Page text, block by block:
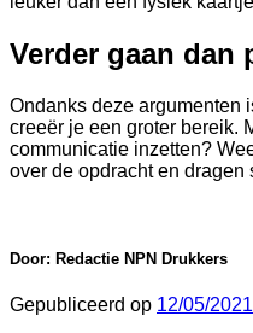
Verder gaan dan
Ondanks deze argumenten
creeër je een groter bereik.
communicatie inzetten?
over de opdracht en
Door: Redactie NPN Drukkers
Gepubliceerd op 12/05/2021